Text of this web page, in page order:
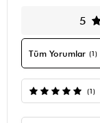
5
Tüm Yorumlar (1)
(1)